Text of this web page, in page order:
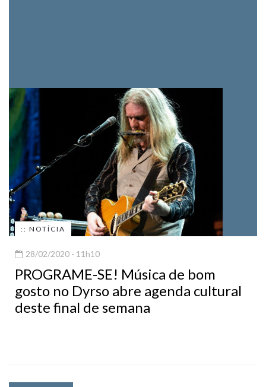
:: NOTÍCIA
28/02/2020 - 11h10
PROGRAME-SE! Música de bom
gosto no Dyrso abre agenda cultural
deste final de semana